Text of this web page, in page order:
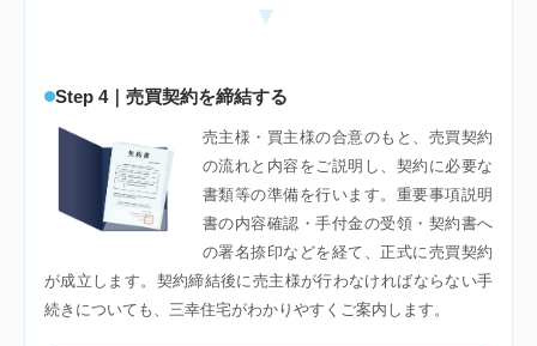
▼
Step 4｜売買契約を締結する
売主様・買主様の合意のもと、売買契約
の流れと内容をご説明し、契約に必要な
書類等の準備を行います。重要事項説明
書の内容確認・手付金の受領・契約書へ
の署名捺印などを経て、正式に売買契約
が成立します。契約締結後に売主様が行わなければならない手
続きについても、三幸住宅がわかりやすくご案内します。